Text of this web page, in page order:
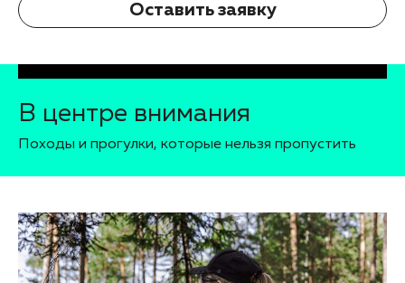
Оставить заявку
В центре внимания
Походы и прогулки, которые нельзя пропустить